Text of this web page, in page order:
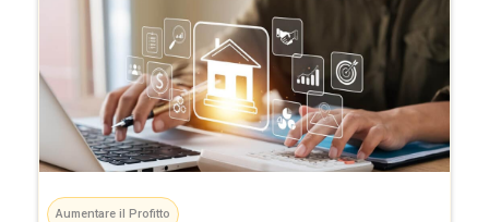
Aumentare il Profitto